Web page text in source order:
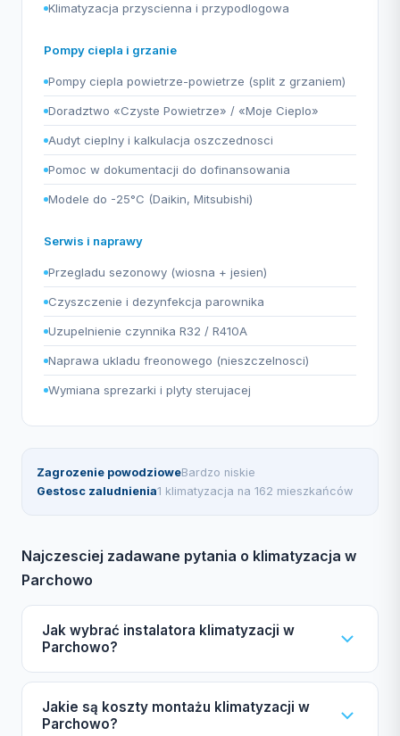
Klimatyzacja przyscienna i przypodlogowa
Pompy ciepla i grzanie
Pompy ciepla powietrze-powietrze (split z grzaniem)
Doradztwo «Czyste Powietrze» / «Moje Cieplo»
Audyt cieplny i kalkulacja oszczednosci
Pomoc w dokumentacji do dofinansowania
Modele do -25°C (Daikin, Mitsubishi)
Serwis i naprawy
Przegladu sezonowy (wiosna + jesien)
Czyszczenie i dezynfekcja parownika
Uzupelnienie czynnika R32 / R410A
Naprawa ukladu freonowego (nieszczelnosci)
Wymiana sprezarki i plyty sterujacej
Zagrozenie powodzioweBardzo niskie
Gestosc zaludnienia1 klimatyzacja na 162 mieszkańców
Najczesciej zadawane pytania o klimatyzacja w
Parchowo
Jak wybrać instalatora klimatyzacji w
Parchowo?
Zwróć uwagę na certyfikat F-gazowy UDT,
ubezpieczenie OC oraz autoryzacje producentów,
Jakie są koszty montażu klimatyzacji w
Parchowo?